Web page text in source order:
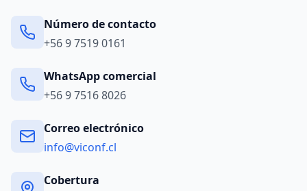
Número de contacto
+56 9 7519 0161
WhatsApp comercial
+56 9 7516 8026
Correo electrónico
info@viconf.cl
Cobertura